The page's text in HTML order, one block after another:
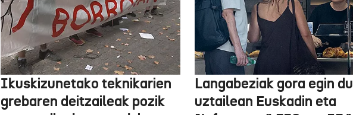
Ikuskizunetako teknikarien
grebaren deitzaileak pozik
Langabeziak gora egin du
uztailean Euskadin eta